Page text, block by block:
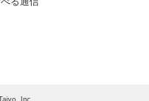
Inc.